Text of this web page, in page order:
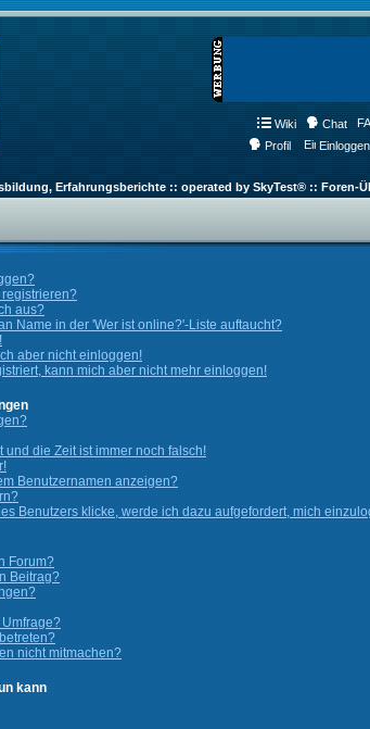
Wiki Chat
Profil
Erfahrungsberichte :: operated by SkyTest® :: Foren-
aus?
Name in der 'Wer ist online?'-Liste auftaucht?
aber nicht einloggen!
kann mich aber nicht mehr einloggen!
und die Zeit ist immer noch falsch!
Benutzernamen anzeigen?
Benutzers klicke, werde ich dazu aufgefordert, mich
Forum?
Beitrag?
nicht mitmachen?
kann